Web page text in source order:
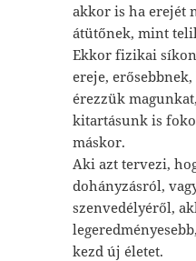
akkor is ha erejét
átütőnek, mint
Ekkor fizikai
ereje,
érezzük
kitartásunk is
máskor.
Aki azt tervezi,
dohányzásról,
szenvedélyéről,
kezd új életet.